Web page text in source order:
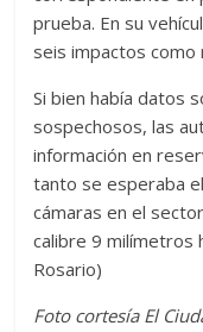
prueba. En su
seis impactos
Si bien había datos
sospechosos, las
información en
tanto se esperaba
cámaras en el
calibre 9 milímetros
Rosario)
Foto cortesía El